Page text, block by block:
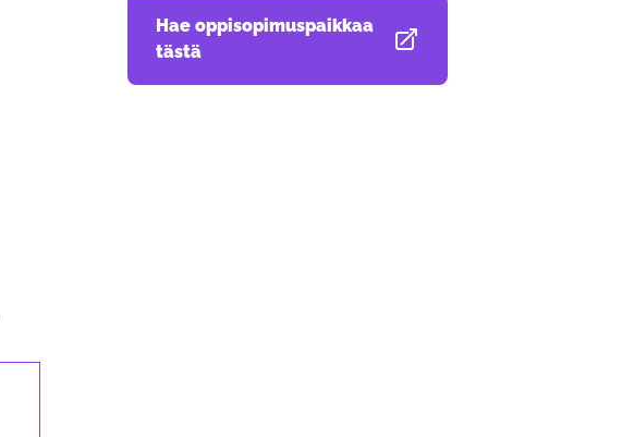
Hae oppisopimuspaikkaa
tästä
Avautuu uudessa välilehdessä